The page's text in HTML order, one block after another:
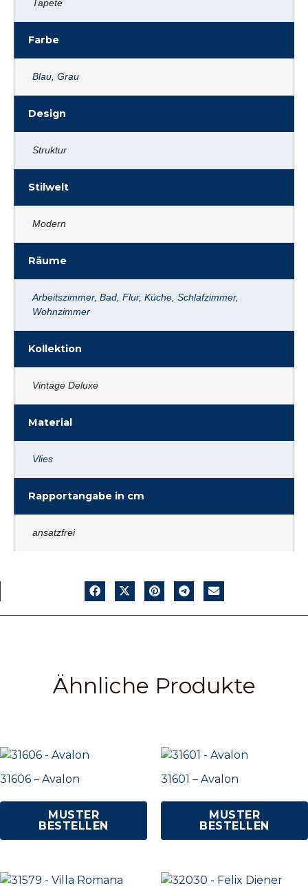
Tapete
Farbe
Blau, Grau
Design
Struktur
Stilwelt
Modern
Räume
Arbeitszimmer, Bad, Flur, Küche, Schlafzimmer,
Wohnzimmer
Kollektion
Vintage Deluxe
Material
Vlies
Rapportangabe in cm
ansatzfrei
Ähnliche Produkte
31606 – Avalon
MUSTER
BESTELLEN
31601 – Avalon
MUSTER
BESTELLEN